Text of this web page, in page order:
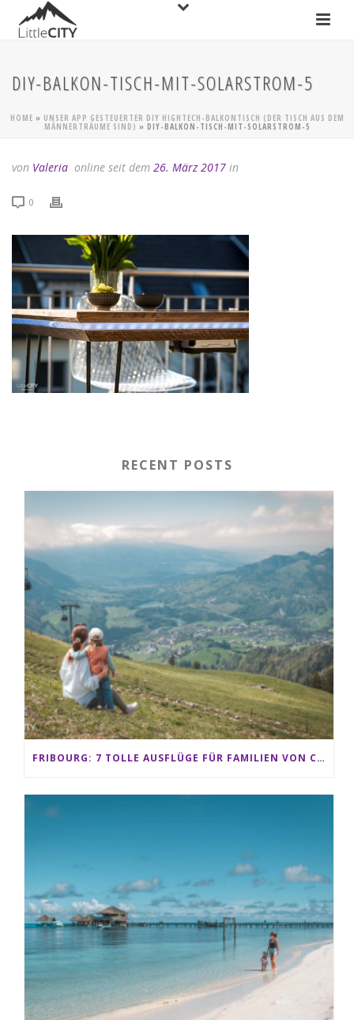
DIY-BALKON-TISCH-MIT-SOLARSTROM-5
HOME » UNSER APP GESTEUERTER DIY HIGHTECH-BALKONTISCH (DER TISCH AUS DEM
MÄNNERTRÄUME SIND) » DIY-BALKON-TISCH-MIT-SOLARSTROM-5
von Valeria online seit dem 26. März 2017 in
0
RECENT POSTS
FRIBOURG: 7 TOLLE AUSFLÜGE FÜR FAMILIEN VON CHARMEY BIS LES PACCOTS